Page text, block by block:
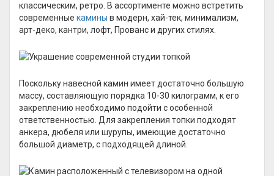
классическим, ретро. В ассортименте можно встретить
современные камины в модерн, хай-тек, минимализм,
арт-деко, кантри, лофт, Прованс и других стилях.
Поскольку навесной камин имеет достаточно большую
массу, составляющую порядка 10-30 килограмм, к его
закреплению необходимо подойти с особенной
ответственностью. Для закрепления топки подходят
анкера, дюбеля или шурупы, имеющие достаточно
большой диаметр, с подходящей длиной.